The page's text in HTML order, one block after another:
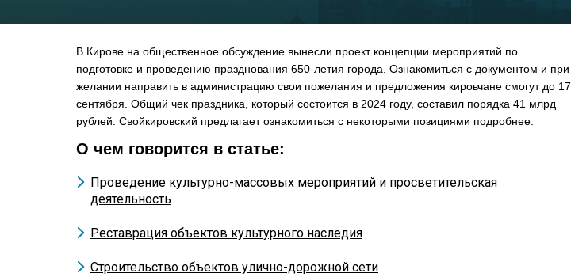
В Кирове на общественное обсуждение вынесли проект концепции мероприятий по
подготовке и проведению празднования 650-летия города. Ознакомиться с документом и при
желании направить в администрацию свои пожелания и предложения кировчане смогут до 17
сентября. Общий чек праздника, который состоится в 2024 году, составил порядка 41 млрд
рублей. Свойкировский предлагает ознакомиться с некоторыми позициями подробнее.
О чем говорится в статье:
Проведение культурно-массовых мероприятий и просветительская
деятельность
Реставрация объектов культурного наследия
Строительство объектов улично-дорожной сети